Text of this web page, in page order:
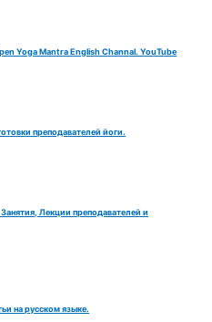
Yoga Mantra English Channal. YouTube
преподавателей йоги.
Лекции преподавателей и
на русском языке.